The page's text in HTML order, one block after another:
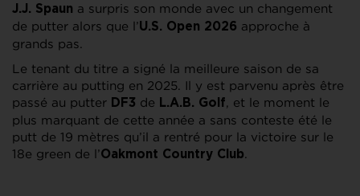
J.J. Spaun a surpris son monde avec un changement
de putter alors que l’U.S. Open 2026 approche à
grands pas.
Le tenant du titre a signé la meilleure saison de sa
carrière au putting en 2025. Il y est parvenu après être
passé au putter DF3 de L.A.B. Golf, et le moment le
plus marquant de cette année a sans conteste été le
putt de 19 mètres qu’il a rentré pour la victoire sur le
18e green de l’Oakmont Country Club.